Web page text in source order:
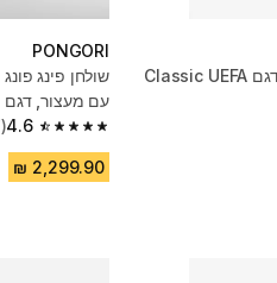
שער כדורגל מידה M, דגם Classic UEFA
PONGORI
עם מעצור, דגם PPT 530.2 - אפור
4.6
4.6 out of 5 stars from 477 reviews
(477)